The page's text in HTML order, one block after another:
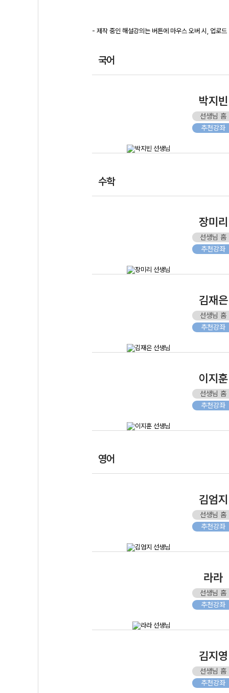
- 제작 중인 해설강의는 버튼에 마우스 오버 시, 업로
국어
박지빈
선생님 홈
추천강좌
수학
장미리
선생님 홈
추천강좌
김재은
선생님 홈
추천강좌
이지훈
선생님 홈
추천강좌
영어
김엄지
선생님 홈
추천강좌
라라
선생님 홈
추천강좌
김지영
선생님 홈
추천강좌